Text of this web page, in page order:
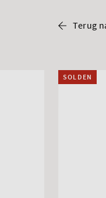
Terug
SOLDEN